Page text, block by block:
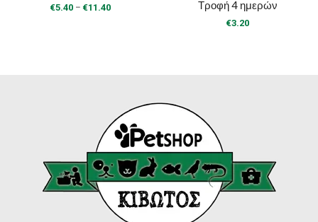
€5.40 – €11.40Price
Τροφή 4 ημερών
€3.20